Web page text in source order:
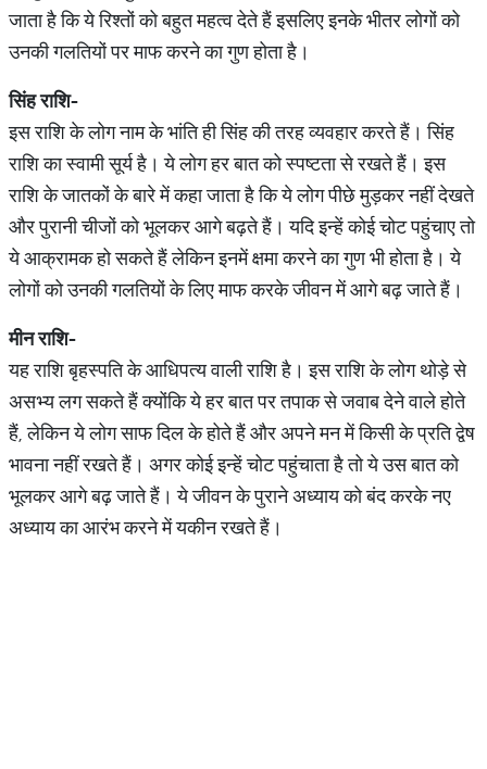
जाता है कि ये रिश्तों को बहुत महत्व देते हैं इसलिए इनके भीतर लोगों को
उनकी गलतियों पर माफ करने का गुण होता है।
सिंहराशि-
इस राशि के लोग नाम के भांति ही सिंह की तरह व्यवहार करते हैं। सिंह
राशि का स्वामी सूर्य है। ये लोग हर बात को स्पष्टता से रखते हैं। इस
राशि के जातकों के बारे में कहा जाता है कि ये लोग पीछे मुड़कर नहीं देखते
और पुरानी चीजों को भूलकर आगे बढ़ते हैं। यदि इन्हें कोई चोट पहुंचाए तो
ये आक्रामक हो सकते हैं लेकिन इनमें क्षमा करने का गुण भी होता है। ये
लोगों को उनकी गलतियों के लिए माफ करके जीवन में आगे बढ़ जाते हैं।
मीनराशि-
यह राशि बृहस्पति के आधिपत्य वाली राशि है। इस राशि के लोग थोड़े से
असभ्य लग सकते हैं क्योंकि ये हर बात पर तपाक से जवाब देने वाले होते
हैं, लेकिन ये लोग साफ दिल के होते हैं और अपने मन में किसी के प्रति द्वेष
भावना नहीं रखते हैं। अगर कोई इन्हें चोट पहुंचाता है तो ये उस बात को
भूलकर आगे बढ़ जाते हैं। ये जीवन के पुराने अध्याय को बंद करके नए
अध्याय का आरंभ करने में यकीन रखते हैं।